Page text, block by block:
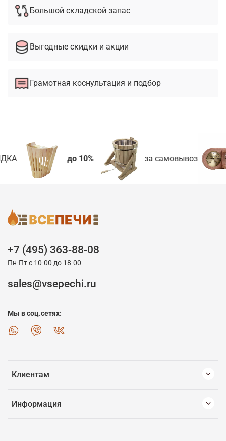
Большой складской запас
Выгодные скидки и акции
Грамотная коснультация и подбор
до 10% за самовывоз
Клиентам
Информация
+7 (495) 363-88-08
Пн-Пт с 10-00 до 18-00
sales@vsepechi.ru
Мы в соц.сетях: